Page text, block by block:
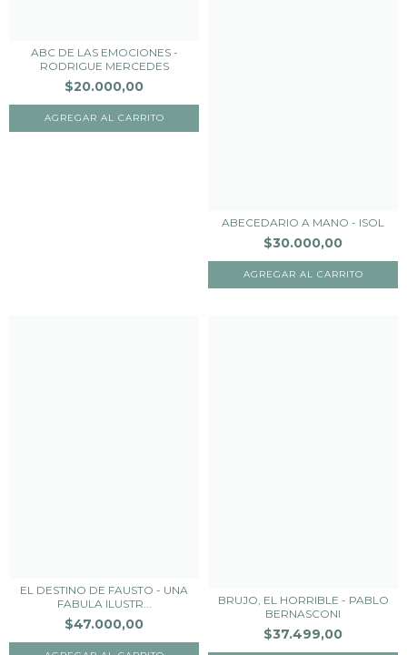
ABC DE LAS EMOCIONES -
RODRIGUE MERCEDES
$20.000,00
ABECEDARIO A MANO - ISOL
$30.000,00
EL DESTINO DE FAUSTO - UNA
FABULA ILUSTR...
$47.000,00
BRUJO, EL HORRIBLE - PABLO
BERNASCONI
$37.499,00